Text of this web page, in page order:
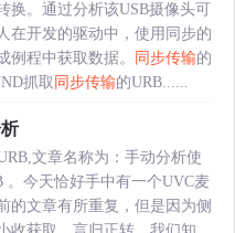
换。通过分析该USB摄像头可
在开发的驱动中，使用同步的
例程中获取数据。
同步传输的
抓取 同步传输的URB......
文章名称为：手动分析使
。今天恰好手中有一个UVC麦
的文章有所重复，但是因为侧